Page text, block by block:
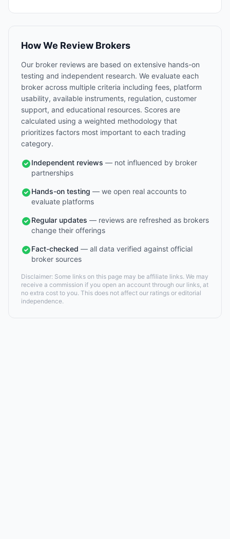
How We Review Brokers
Our broker reviews are based on extensive hands-on
testing and independent research. We evaluate each
broker across multiple criteria including fees, platform
usability, available instruments, regulation, customer
support, and educational resources. Scores are
calculated using a weighted methodology that
prioritizes factors most important to each trading
category.
Independent reviews — not influenced by broker
partnerships
Hands-on testing — we open real accounts to
evaluate platforms
Regular updates — reviews are refreshed as brokers
change their offerings
Fact-checked — all data verified against official
broker sources
Disclaimer: Some links on this page may be affiliate links. We may
receive a commission if you open an account through our links, at
no extra cost to you. This does not affect our ratings or editorial
independence.